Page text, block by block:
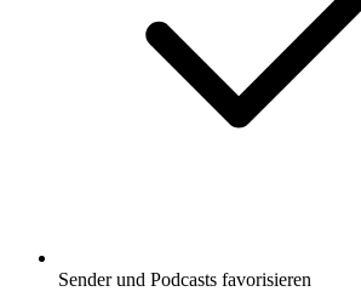
Sender und Podcasts favorisieren